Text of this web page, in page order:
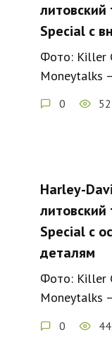
литовский
Special с
Фото: Killer
Moneytalks
0 52
Harley-
литовский
Special с
деталям
Фото: Killer
Moneytalks
0 44